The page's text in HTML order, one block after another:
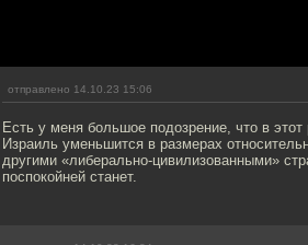
отправлено 14.10.23 15:06
Есть у меня большое подозрение, что в
Израиль уменьшится в размерах
другими «либерально-цивилизованными»
поспокойней станет.